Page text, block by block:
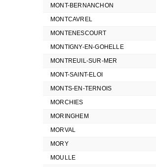
MONT-BERNANCHON
MONTCAVREL
MONTENESCOURT
MONTIGNY-EN-GOHELLE
MONTREUIL-SUR-MER
MONT-SAINT-ELOI
MONTS-EN-TERNOIS
MORCHIES
MORINGHEM
MORVAL
MORY
MOULLE